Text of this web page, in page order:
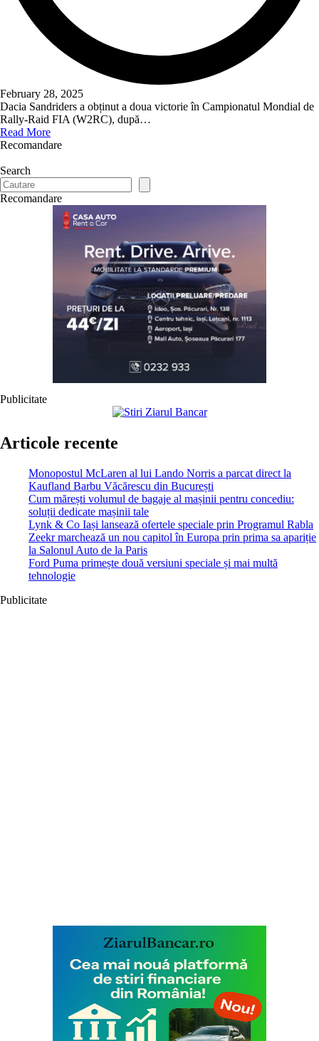
February 28, 2025
Dacia Sandriders a obținut a doua victorie în Campionatul Mondial de
Rally-Raid FIA (W2RC), după…
Read More
Recomandare
Search
Recomandare
Publicitate
Articole recente
Monopostul McLaren al lui Lando Norris a parcat direct la
Kaufland Barbu Văcărescu din București
Cum mărești volumul de bagaje al mașinii pentru concediu:
soluții dedicate mașinii tale
Lynk & Co Iași lansează ofertele speciale prin Programul Rabla
Zeekr marchează un nou capitol în Europa prin prima sa apariție
la Salonul Auto de la Paris
Ford Puma primește două versiuni speciale și mai multă
tehnologie
Publicitate